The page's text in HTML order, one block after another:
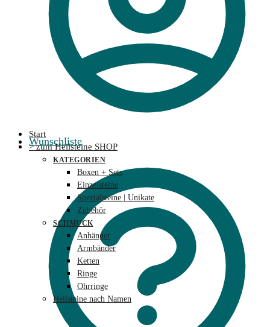
Wunschliste
Start
> zum Heilsteine SHOP
KATEGORIEN
Boxen + Sets
Einzelsteine
Spezialsteine | Unikate
Zubehör
SCHMUCK
Anhänger
Armbänder
Ketten
Ringe
Ohrringe
Heilsteine nach Namen